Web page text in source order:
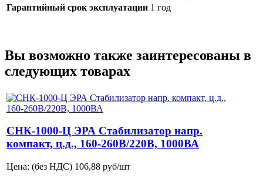
Гарантийный срок эксплуатации 1 год
Вы возможно также заинтересованы в
следующих товарах
СНК-1000-Ц ЭРА Стабилизатор напр.
компакт, ц.д., 160-260В/220В, 1000ВА
Цена: (без НДС) 106,88 руб/шт